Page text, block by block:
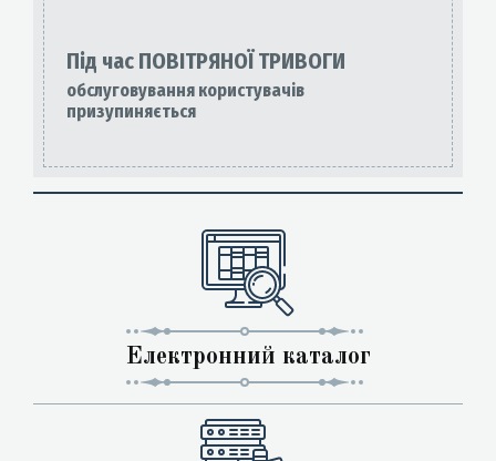
Під час ПОВІТРЯНОЇ ТРИВОГИ
обслуговування користувачів
призупиняється
Електронний каталог